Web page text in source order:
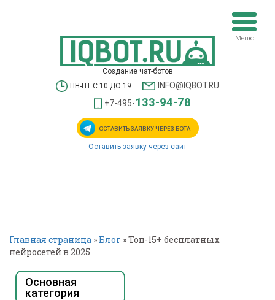
Создание чат-ботов
ПН-ПТ С 10 ДО 19
INFO@IQBOT.RU
+7-495-133-94-78
ОСТАВИТЬ ЗАЯВКУЧЕРЕЗ БОТА
Оставить заявку через сайт
Меню
Главная страница »Блог »Топ-15+ бесплатных
нейросетей в 2025
Основная
категория